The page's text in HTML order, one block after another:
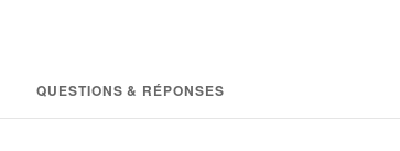
QUESTIONS & RÉPONSES